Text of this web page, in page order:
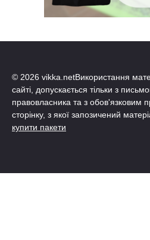
© 2026 vikka.netВикористання
сайті, допускається тільки з
правовласника та з
сторінку, з якої запозичений
купити пакети